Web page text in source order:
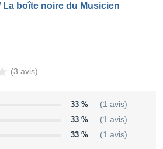
La boîte noire du Musicien
(3 avis)
33 % (1 avis)
33 % (1 avis)
33 % (1 avis)